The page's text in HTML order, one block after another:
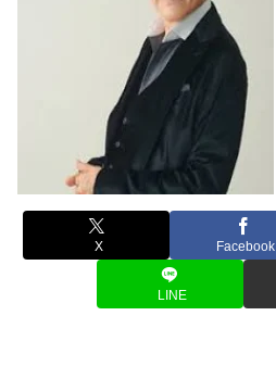
X Facebook
LINE